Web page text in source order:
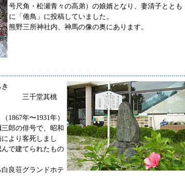
号尺角・松瀬青々の高弟）の娘婿となり、妻清子ととも
に「倦鳥」に投稿していました。
熊野三所神社内、神馬の像の奥にあります。
其桃
1867年〜1931年）
郎の俳号で、昭和
より客死しまし
で建てられたもの
良荘グランドホテ